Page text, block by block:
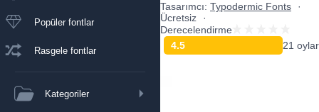
Popüler fontlar
Rasgele fontlar
Kategoriler
Tasarımcı: Typodermic Fonts
Ücretsiz
Derecelendirme
4.5
21 oylar